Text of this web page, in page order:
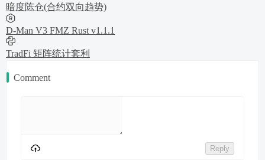
暗度陈仓(合约双向趋势)
D-Man V3 FMZ Rust v1.1.1
TradFi 矩阵统计套利
Comment
Reply